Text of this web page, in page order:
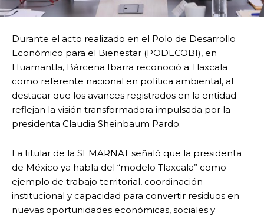
Durante el acto realizado en el Polo de Desarrollo
Económico para el Bienestar (PODECOBI), en
Huamantla, Bárcena Ibarra reconoció a Tlaxcala
como referente nacional en política ambiental, al
destacar que los avances registrados en la entidad
reflejan la visión transformadora impulsada por la
presidenta Claudia Sheinbaum Pardo.
La titular de la SEMARNAT señaló que la presidenta
de México ya habla del “modelo Tlaxcala” como
ejemplo de trabajo territorial, coordinación
institucional y capacidad para convertir residuos en
nuevas oportunidades económicas, sociales y